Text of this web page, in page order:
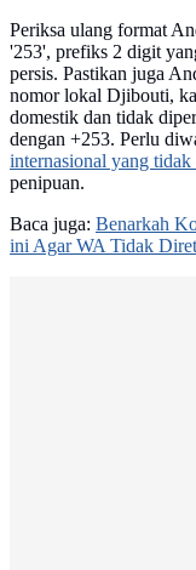
Periksa ulang format
'253', prefiks 2 digit
persis. Pastikan juga
nomor lokal Djibouti,
domestik dan tidak
dengan +253. Perlu
internasional yang tidak
penipuan.
Baca juga: Benarkah
ini Agar WA Tidak